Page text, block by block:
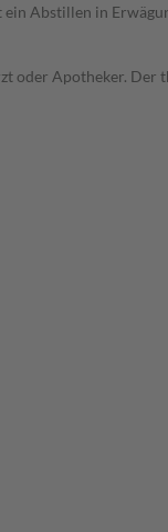
Abstillen in
Apotheker. Der